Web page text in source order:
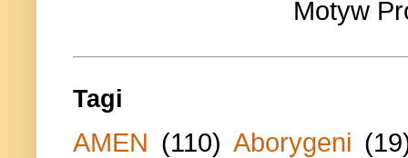
Motyw
Tagi
AMEN (110) Aborygeni